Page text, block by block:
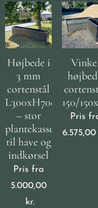
Højbede i
3 mm
cortenstål
L300xH70cm
– stor
plantekasse
til have og
indkørsel
Pris fra
5.000,00
kr.
150/
Pris
6.575,00